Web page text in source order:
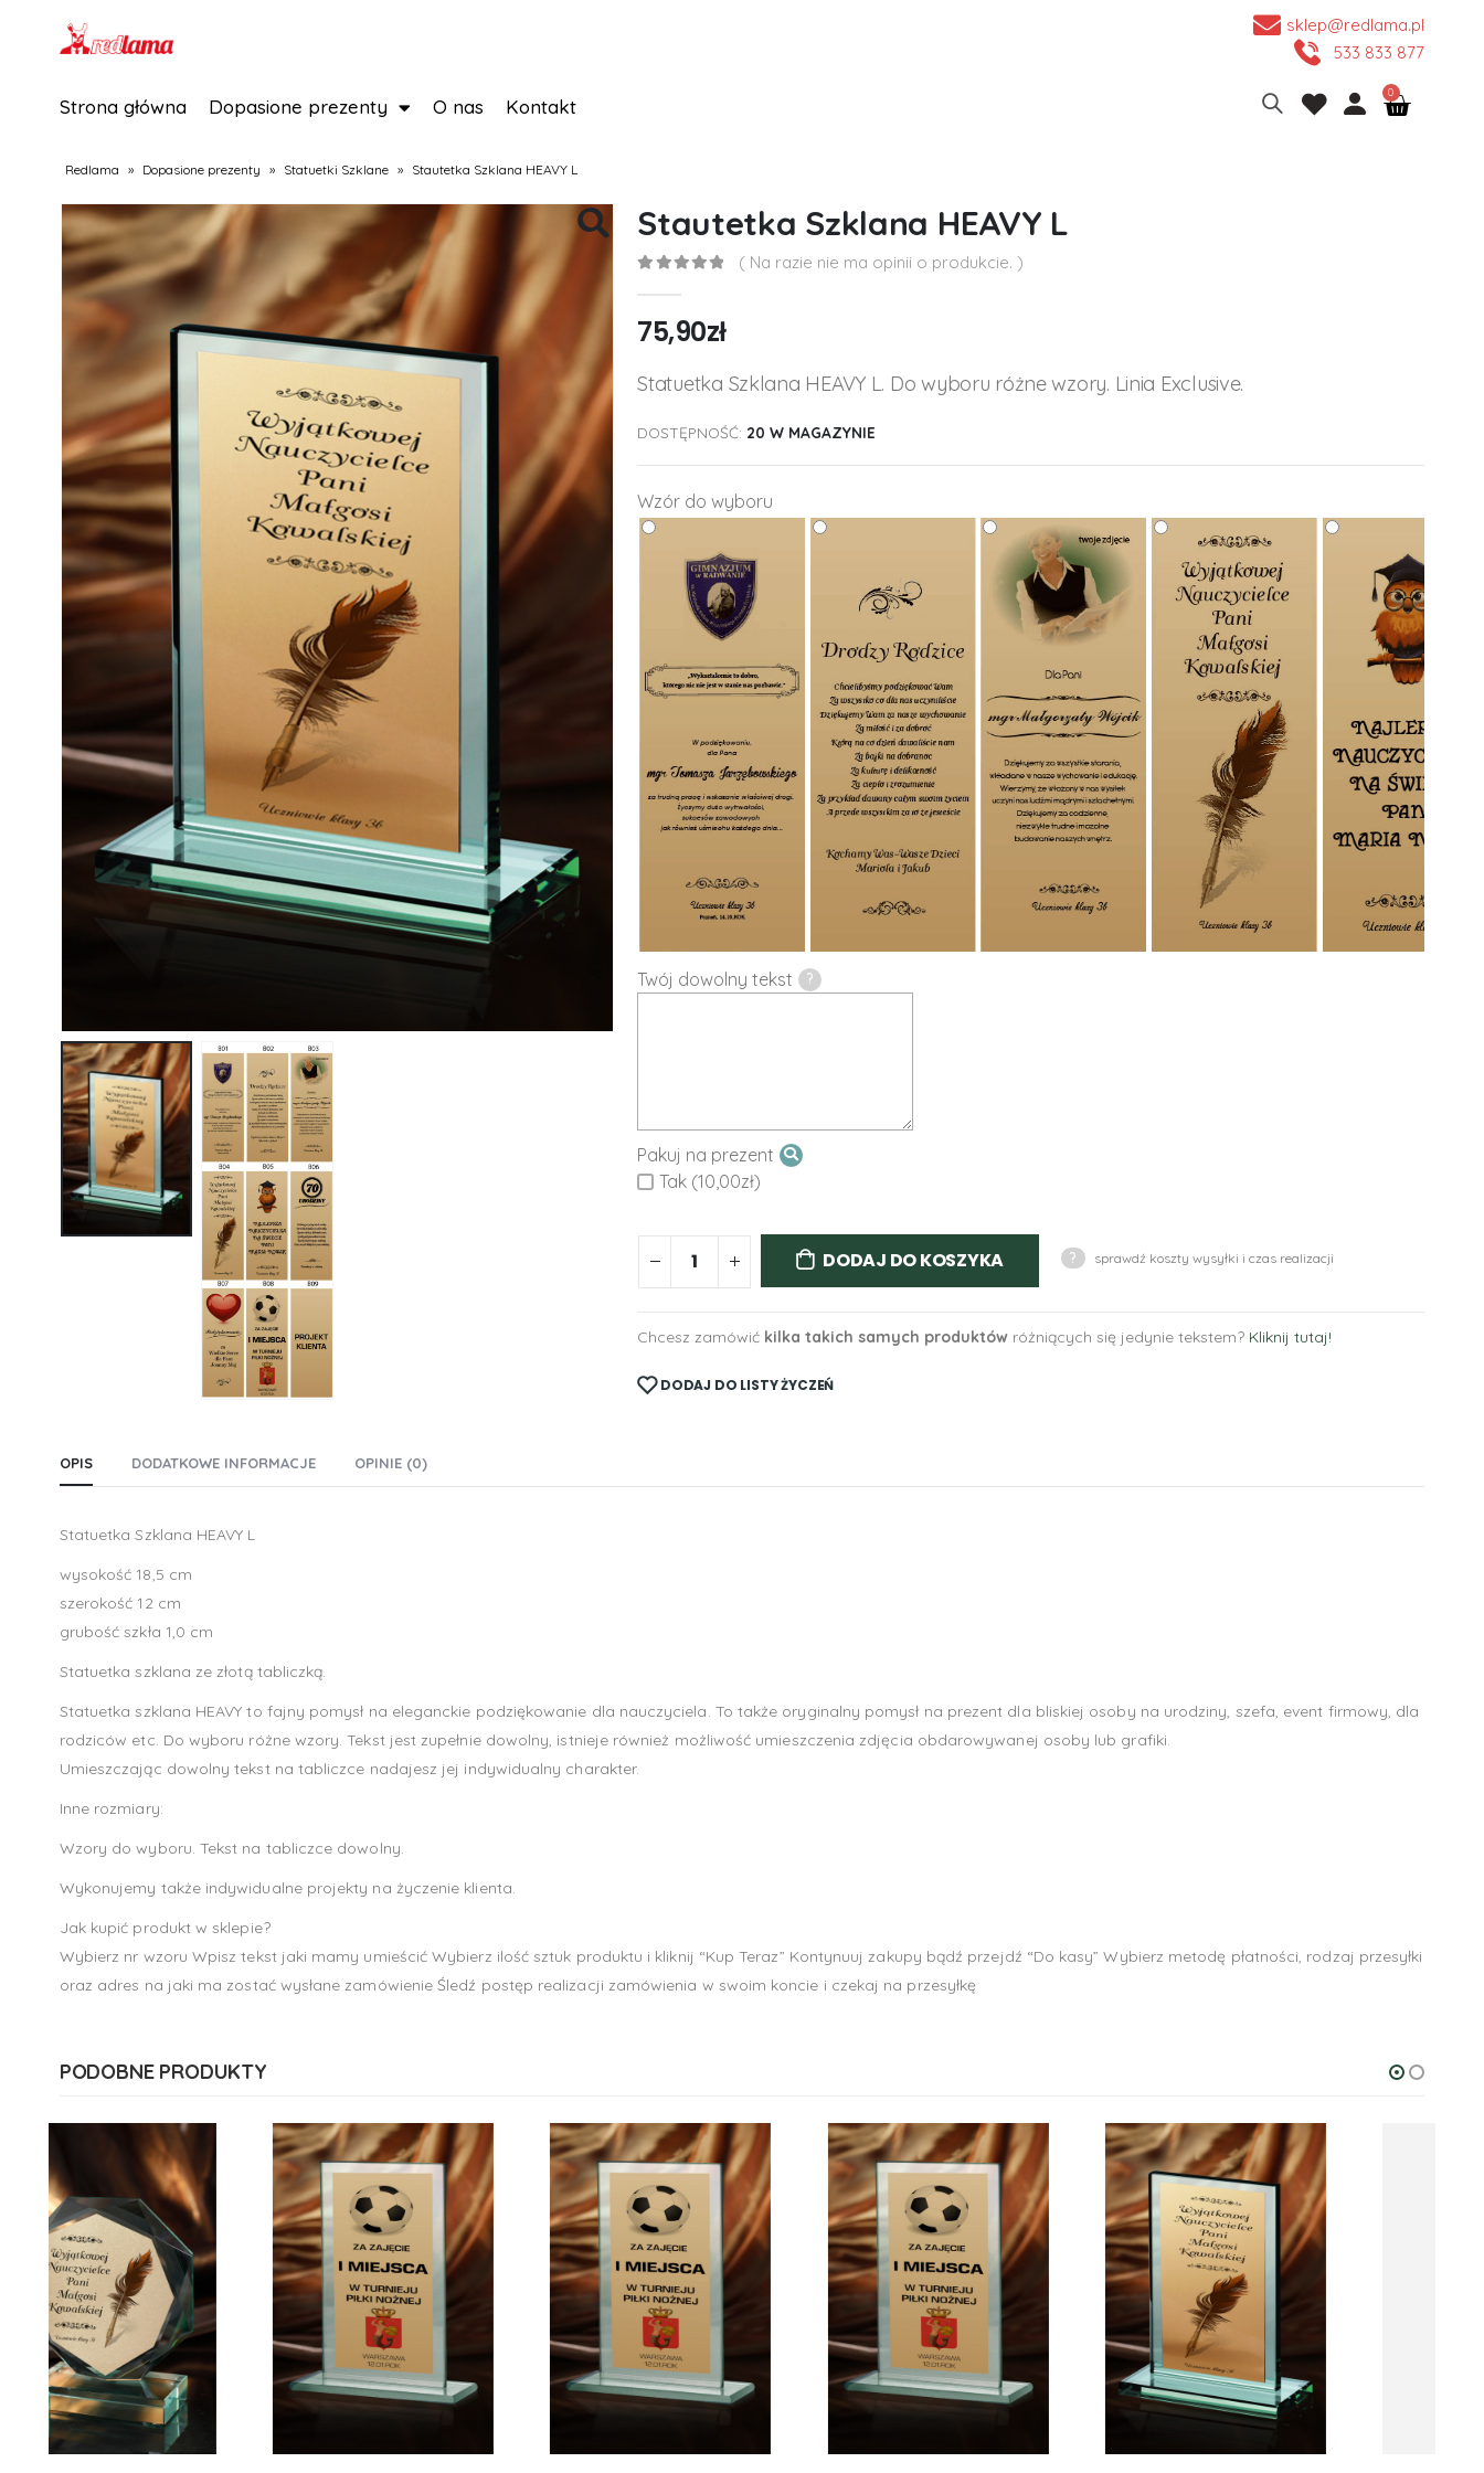
sklep@redlama.pl
533 833 877
Strona główna Dopasione prezenty O nas Kontakt
Redlama » Dopasione prezenty » Statuetki Szklane » Stautetka Szklana HEAVY L
Stautetka Szklana HEAVY L
( Na razie nie ma opinii o produkcie. )
75,90zł
Statuetka Szklana HEAVY L. Do wyboru różne wzory. Linia Exclusive.
DOSTĘPNOŚĆ: 20 W MAGAZYNIE
Wzór do wyboru
Twój dowolny tekst ?
Pakuj na prezent
Tak (10,00zł)
DODAJ DO KOSZYKA ? sprawdź koszty wysyłki i czas realizacji
Chcesz zamówić kilka takich samych produktów różniących się jedynie tekstem? Kliknij tutaj!
DODAJ DO LISTY ŻYCZEŃ
OPIS DODATKOWE INFORMACJE OPINIE (0)
Statuetka Szklana HEAVY L
wysokość 18,5 cm
szerokość 12 cm
grubość szkła 1,0 cm
Statuetka szklana ze złotą tabliczką.
Statuetka szklana HEAVY to fajny pomysł na eleganckie podziękowanie dla nauczyciela. To także oryginalny pomysł na prezent dla bliskiej osoby na urodziny, szefa, event firmowy, dla
rodziców etc. Do wyboru różne wzory. Tekst jest zupełnie dowolny, istnieje również możliwość umieszczenia zdjęcia obdarowywanej osoby lub grafiki.
Umieszczając dowolny tekst na tabliczce nadajesz jej indywidualny charakter.
Inne rozmiary:
Wzory do wyboru. Tekst na tabliczce dowolny.
Wykonujemy także indywidualne projekty na życzenie klienta.
Jak kupić produkt w sklepie?
Wybierz nr wzoru Wpisz tekst jaki mamy umieścić Wybierz ilość sztuk produktu i kliknij “Kup Teraz” Kontynuuj zakupy bądź przejdź “Do kasy” Wybierz metodę płatności, rodzaj przesyłki
oraz adres na jaki ma zostać wysłane zamówienie Śledź postęp realizacji zamówienia w swoim koncie i czekaj na przesyłkę
PODOBNE PRODUKTY